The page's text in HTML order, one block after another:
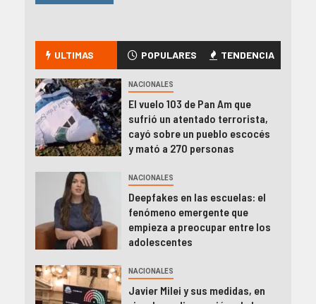
ULTIMAS POPULARES TENDENCIA
NACIONALES
El vuelo 103 de Pan Am que
sufrió un atentado terrorista,
cayó sobre un pueblo escocés
y mató a 270 personas
NACIONALES
Deepfakes en las escuelas: el
fenómeno emergente que
empieza a preocupar entre los
adolescentes
NACIONALES
Javier Milei y sus medidas, en